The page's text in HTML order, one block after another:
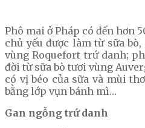
Phô mai ở Pháp có đến hơn
chủ yếu được làm từ sữa
vùng Roquefort trứ danh;
đời từ sữa bò tươi vùng
có vị béo của sữa và mùi
bằng lớp vụn bánh mì…
Gan ngỗng trứ danh